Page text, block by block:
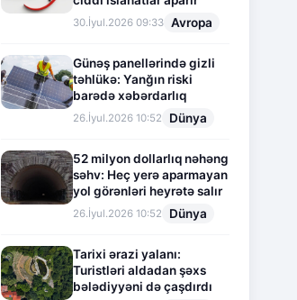
30.İyul.2026 09:33 Avropa
Günəş panellərində gizli
təhlükə: Yanğın riski
barədə xəbərdarlıq
26.İyul.2026 10:52 Dünya
52 milyon dollarlıq nəhəng
səhv: Heç yerə aparmayan
yol görənləri heyrətə salır
26.İyul.2026 10:52 Dünya
Tarixi ərazi yalanı:
Turistləri aldadan şəxs
bələdiyyəni də çaşdırdı